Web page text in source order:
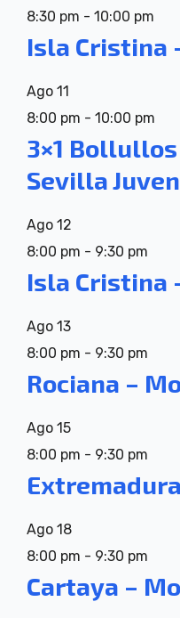
8:30 pm - 10:00 pm
Isla Cristina
Ago 11
8:00 pm - 10:00 pm
3×1
Sevilla
Ago 12
8:00 pm - 9:30 pm
Isla Cristina
Ago 13
8:00 pm - 9:30 pm
Rociana –
Ago 15
8:00 pm - 9:30 pm
Ago 18
8:00 pm - 9:30 pm
Cartaya –